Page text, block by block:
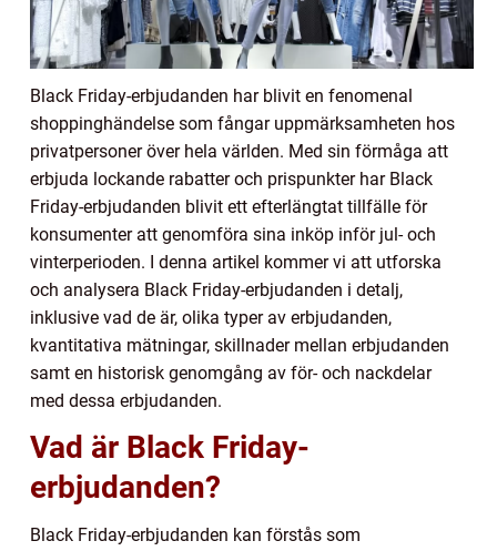
Black Friday-erbjudanden har blivit en fenomenal
shoppinghändelse som fångar uppmärksamheten hos
privatpersoner över hela världen. Med sin förmåga att
erbjuda lockande rabatter och prispunkter har Black
Friday-erbjudanden blivit ett efterlängtat tillfälle för
konsumenter att genomföra sina inköp inför jul- och
vinterperioden. I denna artikel kommer vi att utforska
och analysera Black Friday-erbjudanden i detalj,
inklusive vad de är, olika typer av erbjudanden,
kvantitativa mätningar, skillnader mellan erbjudanden
samt en historisk genomgång av för- och nackdelar
med dessa erbjudanden.
Vad är Black Friday-
erbjudanden?
Black Friday-erbjudanden kan förstås som